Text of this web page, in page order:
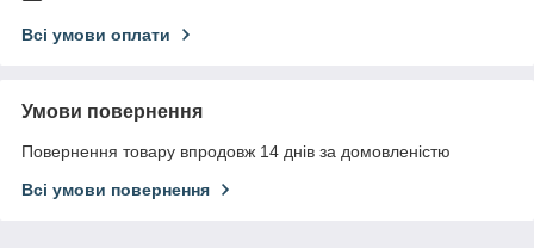
Всі умови оплати
Умови повернення
Повернення товару впродовж 14 днів за домовленістю
Всі умови повернення